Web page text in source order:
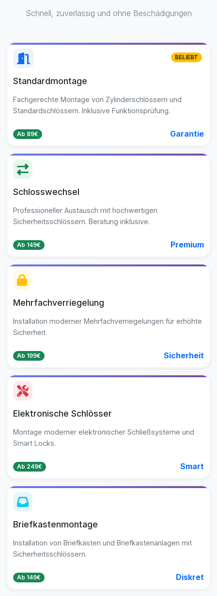
Schnell, zuverlässig und ohne Beschädigungen
Standardmontage
Fachgerechte Montage von Zylinderschlössern und
Standardschlössern. Inklusive Funktionsprüfung.
Ab 89€ Garantie
BELIEBT
Schlosswechsel
Professioneller Austausch mit hochwertigen
Sicherheitsschlössern. Beratung inklusive.
Ab 149€ Premium
Mehrfachverriegelung
Installation moderner Mehrfachverriegelungen für erhöhte
Sicherheit.
Ab 199€ Sicherheit
Elektronische Schlösser
Montage moderner elektronischer Schließsysteme und
Smart Locks.
Ab 249€ Smart
Briefkastenmontage
Installation von Briefkästen und Briefkastenanlagen mit
Sicherheitsschlössern.
Ab 149€ Diskret